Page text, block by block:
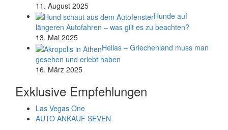
11. August 2025
Hunde auf
längeren Autofahren – was gilt es zu beachten?
13. Mai 2025
Hellas – Griechenland muss man
gesehen und erlebt haben
16. März 2025
Exklusive Empfehlungen
Las Vegas One
AUTO ANKAUF SEVEN